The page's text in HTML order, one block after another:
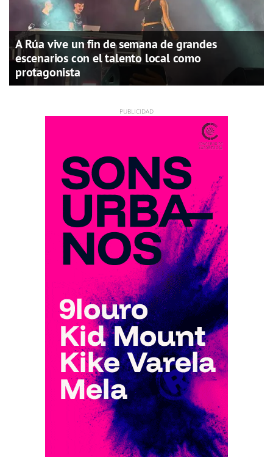
A Rúa vive un fin de semana de grandes
escenarios con el talento local como
protagonista